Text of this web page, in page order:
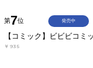
第7位
【コミック】ビビビコミ
￥935
発売中